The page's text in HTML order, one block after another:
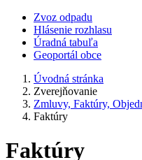
Zvoz odpadu
Hlásenie rozhlasu
Úradná tabuľa
Geoportál obce
Úvodná stránka
Zverejňovanie
Zmluvy, Faktúry,
Faktúry
Faktúry